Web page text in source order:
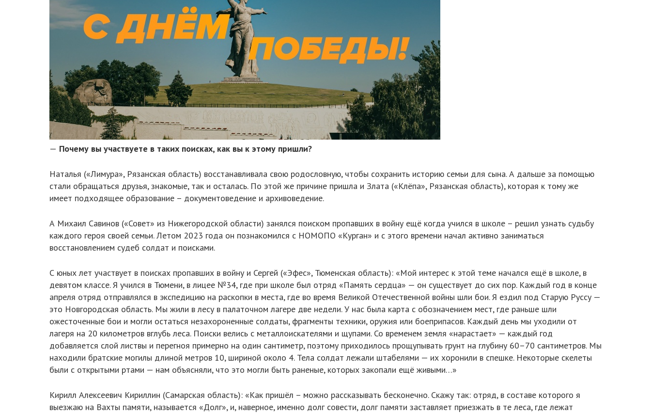
— Почему вы участвуете в таких поисках, как вы к этому пришли?
Наталья («Лимура», Рязанская область) восстанавливала свою родословную, чтобы сохранить историю семьи для сына. А дальше за помощью
стали обращаться друзья, знакомые, так и осталась. По этой же причине пришла и Злата («Клёпа», Рязанская область), которая к тому же
имеет подходящее образование – документоведение и архивоведение.
А Михаил Савинов («Совет» из Нижегородской области) занялся поиском пропавших в войну ещё когда учился в школе – решил узнать судьбу
каждого героя своей семьи. Летом 2023 года он познакомился с НОМОПО «Курган» и с этого времени начал активно заниматься
восстановлением судеб солдат и поисками.
С юных лет участвует в поисках пропавших в войну и Сергей («Эфес», Тюменская область): «Мой интерес к этой теме начался ещё в школе, в
девятом классе. Я учился в Тюмени, в лицее №34, где при школе был отряд «Память сердца» — он существует до сих пор. Каждый год в конце
апреля отряд отправлялся в экспедицию на раскопки в места, где во время Великой Отечественной войны шли бои. Я ездил под Старую Руссу —
это Новгородская область. Мы жили в лесу в палаточном лагере две недели. У нас была карта с обозначением мест, где раньше шли
ожесточенные бои и могли остаться незахороненные солдаты, фрагменты техники, оружия или боеприпасов. Каждый день мы уходили от
лагеря на 20 километров вглубь леса. Поиски велись с металлоискателями и щупами. Со временем земля «нарастает» — каждый год
добавляется слой листвы и перегноя примерно на один сантиметр, поэтому приходилось прощупывать грунт на глубину 60–70 сантиметров. Мы
находили братские могилы длиной метров 10, шириной около 4. Тела солдат лежали штабелями — их хоронили в спешке. Некоторые скелеты
были с открытыми ртами — нам объясняли, что это могли быть раненые, которых закопали ещё живыми…»
Кирилл Алексеевич Кириллин (Самарская область): «Как пришёл – можно рассказывать бесконечно. Скажу так: отряд, в составе которого я
выезжаю на Вахты памяти, называется «Долг», и, наверное, именно долг совести, долг памяти заставляет приезжать в те леса, где лежат